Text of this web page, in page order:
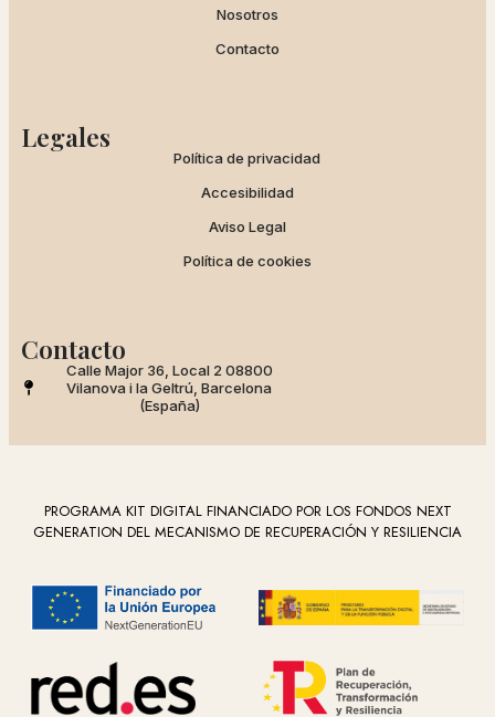
Nosotros
Contacto
Legales
Política de privacidad
Accesibilidad
Aviso Legal
Política de cookies
Contacto
Calle Major 36, Local 2 08800
Vilanova i la Geltrú, Barcelona
(España)
PROGRAMA KIT DIGITAL FINANCIADO POR LOS FONDOS NEXT
GENERATION DEL MECANISMO DE RECUPERACIÓN Y RESILIENCIA